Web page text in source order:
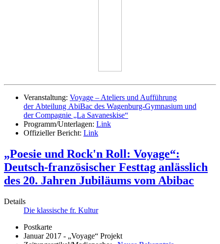
Veranstaltung: Voyage – Ateliers und Aufführung
der Abteilung AbiBac des Wagenburg-Gymnasium und
der Compagnie „La Savaneskise“
Programm/Unterlagen: Link
Offizieller Bericht: Link
„Poesie und Rock'n Roll: Voyage“:
Deutsch-französischer Festtag anlässlich
des 20. Jahren Jubiläums vom Abibac
Details
Die klassische fr. Kultur
Postkarte
Januar 2017 - „Voyage“ Projekt